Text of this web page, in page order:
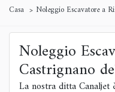
Casa Noleggio Escavatore a
Noleggio
Castrignano
La nostra ditta